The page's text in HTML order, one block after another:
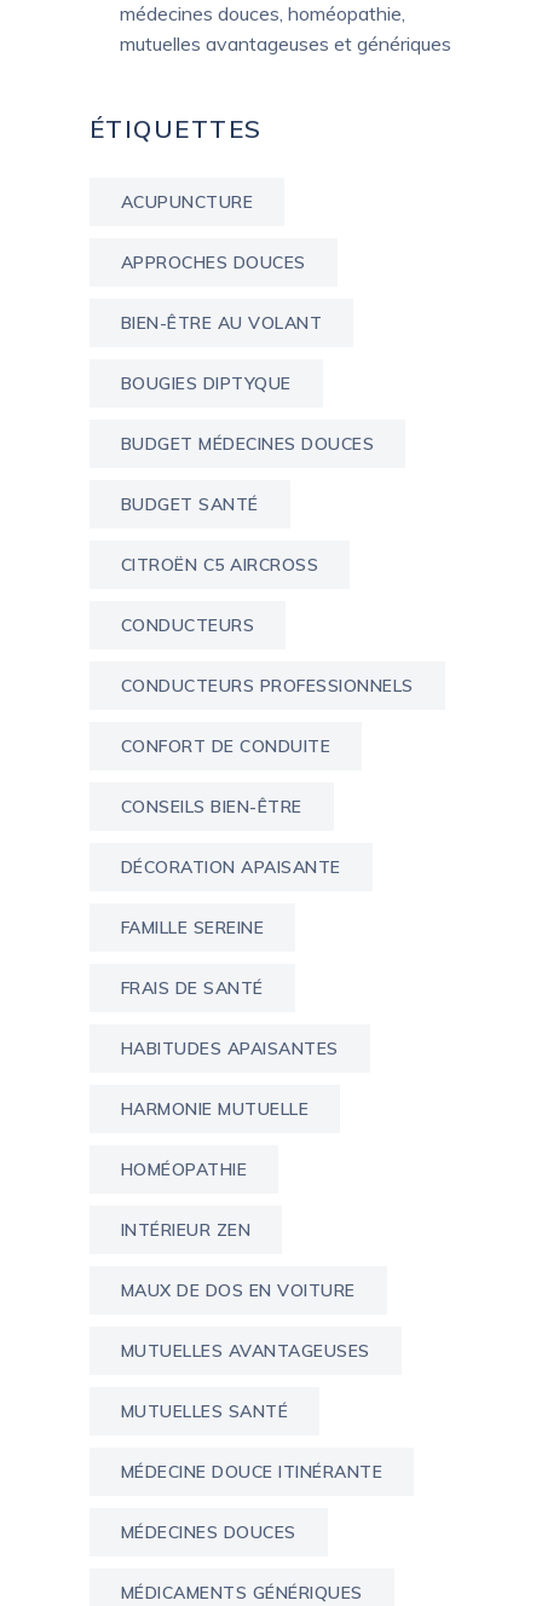
médecines douces, homéopathie,
mutuelles avantageuses et génériques
ÉTIQUETTES
ACUPUNCTURE
APPROCHES DOUCES
BIEN-ÊTRE AU VOLANT
BOUGIES DIPTYQUE
BUDGET MÉDECINES DOUCES
BUDGET SANTÉ
CITROËN C5 AIRCROSS
CONDUCTEURS
CONDUCTEURS PROFESSIONNELS
CONFORT DE CONDUITE
CONSEILS BIEN-ÊTRE
DÉCORATION APAISANTE
FAMILLE SEREINE
FRAIS DE SANTÉ
HABITUDES APAISANTES
HARMONIE MUTUELLE
HOMÉOPATHIE
INTÉRIEUR ZEN
MAUX DE DOS EN VOITURE
MUTUELLES AVANTAGEUSES
MUTUELLES SANTÉ
MÉDECINE DOUCE ITINÉRANTE
MÉDECINES DOUCES
MÉDICAMENTS GÉNÉRIQUES